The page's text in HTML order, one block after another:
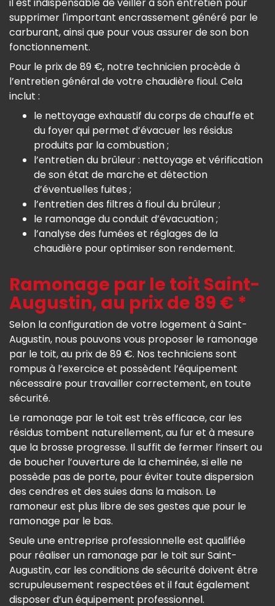
supprimer l'important encrassement généré par le
carburant, ainsi que pour vous assurer de son bon
fonctionnement.
Pour le prix de 89 €, notre technicien procède à
l’entretien général de votre chaudière fioul. Cela
inclut :
le nettoyage exhaustif du corps de chauffe et
du foyer qui permet d’évacuer les résidus
produits par la combustion ;
l’entretien du brûleur : nettoyage et vérification
de son état de marche et détection
d’éventuelles fuites ;
l’entretien des filtres à fioul du brûleur ;
le ramonage du conduit d’évacuation ;
l’analyse des fumées et réglages de la
chaudière pour optimiser son rendement.
Ramonage par le toit Saint-
Augustin, au prix de 89 € *
Selon la configuration de votre logement à Saint-
Augustin, nous pouvons vous proposer le ramonage
par le toit, au prix de 89 €. Nos techniciens sont
rompus à l’exercice et possèdent l’équipement
nécessaire pour travailler correctement, en toute
sécurité.
Le ramonage par le toit est très efficace, car les
résidus tombent naturellement, au fur et à mesure
que la brosse progresse. Il suffit de fermer l’insert ou
de boucher l’ouverture de la cheminée, si elle ne
possède pas de porte, pour éviter toute dispersion
des cendres et des suies dans la maison. Le
ramoneur est plus libre de ses gestes que pour le
ramonage par le bas.
Seule une entreprise professionnelle est qualifiée
pour réaliser un ramonage par le toit sur Saint-
Augustin, car les conditions de sécurité doivent être
scrupuleusement respectées et il faut également
disposer d’un équipement professionnel.